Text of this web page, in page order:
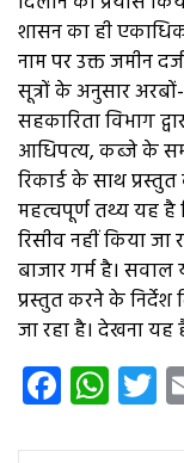
शासन का ही
नाम पर उक्त जमीन
सूत्रों के अनुसार
सहकारिता विभाग
आधिपत्य, कब्जे के
रिकार्ड के साथ
महत्वपूर्ण तथ्य यह है
रिसीव नहीं किया
बाजार गर्म है।
प्रस्तुत करने के निर्देश
जा रहा है। देखना